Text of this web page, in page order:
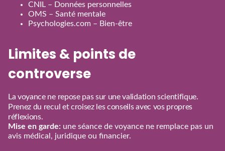
CNIL – Données personnelles
OMS – Santé mentale
Psychologies.com – Bien‑être
Limites & points de
controverse
La voyance ne repose pas sur une validation scientifique.
Prenez du recul et croisez les conseils avec vos propres
réflexions.
Mise en garde: une séance de voyance ne remplace pas un
avis médical, juridique ou financier.